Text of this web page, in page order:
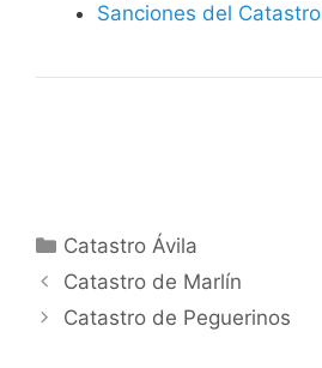
Sanciones del Catastro
Categorías
Catastro Ávila
Catastro de Marlín
Catastro de Peguerinos